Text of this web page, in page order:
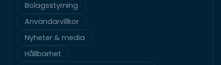
Bolagsstyrning
Användarvillkor
Nyheter & media
Hållbarhet